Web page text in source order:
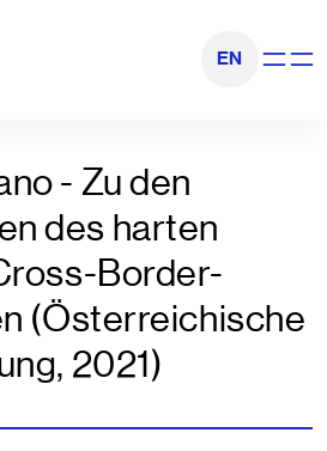
EN
- Zu den
des harten
Border-
(Österreichische
2021)